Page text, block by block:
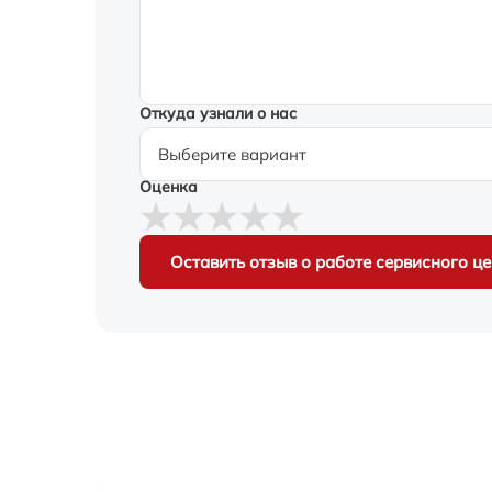
Откуда узнали о нас
Оценка
Оставить отзыв о работе сервисного